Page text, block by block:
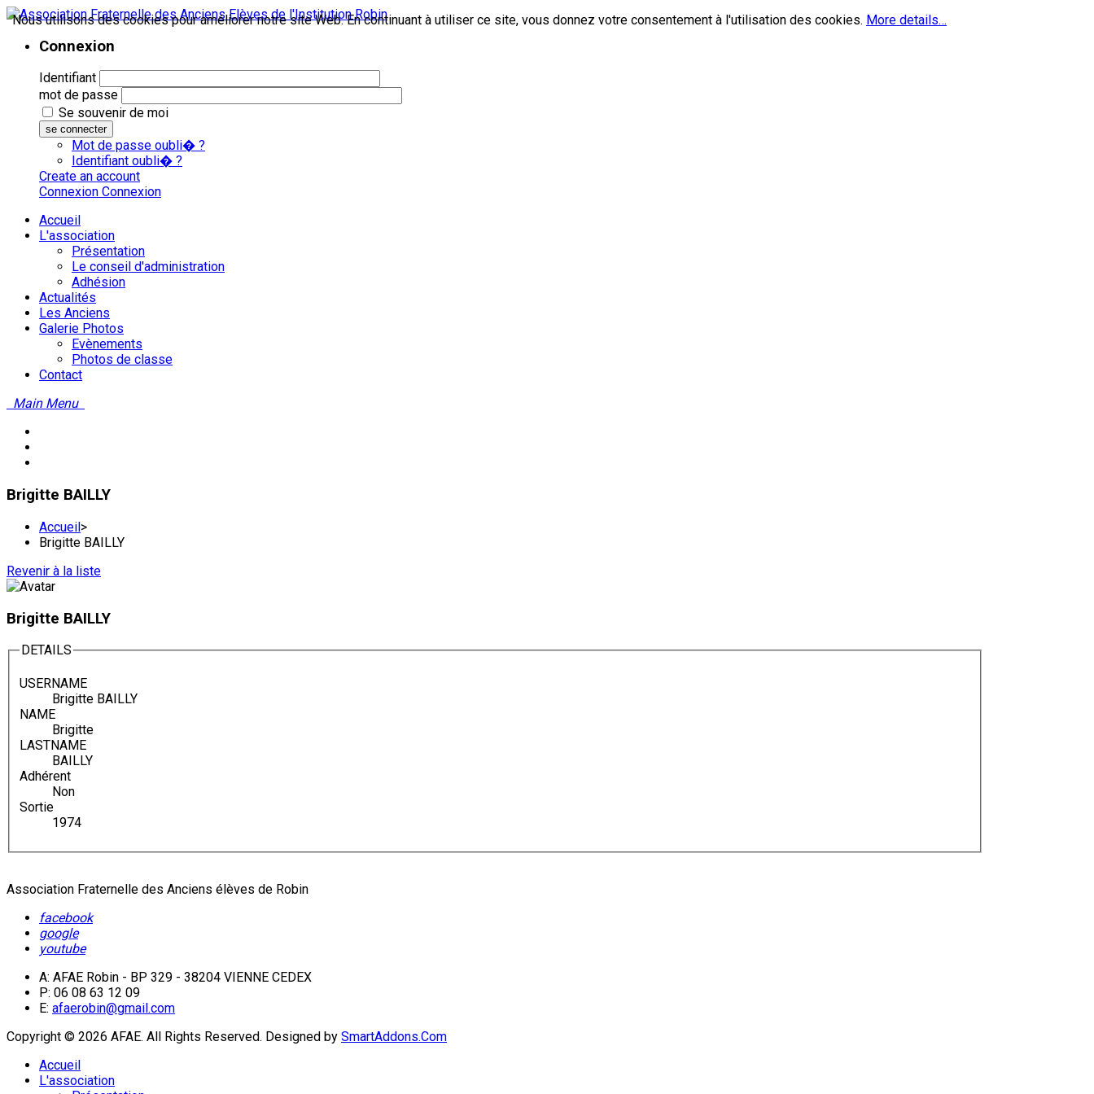
Connexion
Identifiant
mot de passe
Se souvenir de moi
se connecter
Mot de passe oubli� ?
Identifiant oubli� ?
Create an account
Connexion Connexion
Accueil
L'association
Présentation
Le conseil d'administration
Adhésion
Actualités
Les Anciens
Galerie Photos
Evènements
Photos de classe
Contact
Main Menu
Brigitte BAILLY
Accueil>
Brigitte BAILLY
Revenir à la liste
Brigitte BAILLY
DETAILS
USERNAME
Brigitte BAILLY
NAME
Brigitte
LASTNAME
BAILLY
Adhérent
Non
Sortie
1974
Association Fraternelle des Anciens élèves de Robin
facebook
google
youtube
A: AFAE Robin - BP 329 - 38204 VIENNE CEDEX
P: 06 08 63 12 09
E: afaerobin@gmail.com
Copyright © 2026 AFAE. All Rights Reserved. Designed by SmartAddons.Com
Accueil
L'association
Nous utilisons des cookies pour améliorer notre site Web. En continuant à utiliser ce site, vous donnez votre consentement à l'utilisation des cookies. More details…